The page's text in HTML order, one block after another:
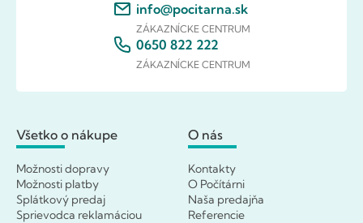
info@pocitarna.sk
ZÁKAZNÍCKE CENTRUM
0650 822 222
ZÁKAZNÍCKE CENTRUM
Všetko o nákupe
Možnosti dopravy
Možnosti platby
Splátkový predaj
Sprievodca reklamáciou
O nás
Kontakty
O Počítárni
Naša predajňa
Referencie